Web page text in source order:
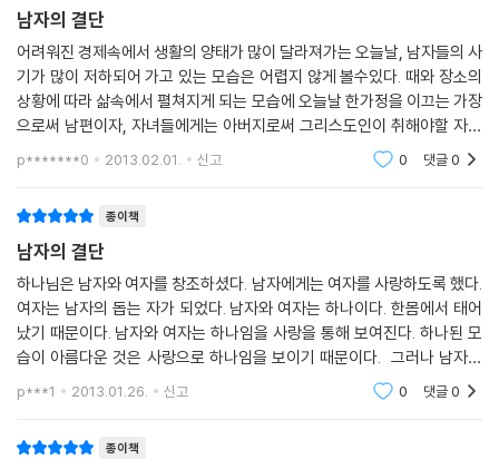
하는가? --- 1장 중에서
영화 ‘용기와 구원(Courageous)’의 시나리오를 쓸 때 우리는 강한 아버
지에 관한 묘사로 남자들을 도전하며 영화를 마무리하기로 결정했다. 영화
의 주인공 중 한 명인 조지아 주 얼바니의 경찰관 애덤 미첼(Adam Mitch
ell)은 자신이 아버지 역할의 중요성을 인식하지 못했다는 사실을 깨닫는
서 ‘서약문’을 낭독한다. 결심이 약해지지 않도록 그 서약문을 액자에 끼워
벽에 건다. 그러고 나서 교회에서 수많은 성도 앞에 서서 다음과 같은 용감
경찰관으로서 나는 아버지 없이 자란 아이들이 깊은 상처로 신음하는 모습
을 바로 곁에서 지켜봤습니다. 감옥에는 아버지에게 버림받고 아무렇게나
살아가는 사람들이 가득합니다. 그들을 가장 사랑해 주어야 할 사람에게
오히려 상처만 받은 탓이죠. 그들 중 대다수가 아버지처럼 무책임한 길로
우기 위해 많은 걸 희생합니다.
한번 이 땅에 믿
음의 남성들이 과감히 일어나 거룩한 영향력을 드러내기를 소망한다.
김형준 _동안교회 담임목사
남자가 영적으로 깨어나면, 어떠한 일이 벌어지는지를 눈에 역력하게 보여
주는 책이다. “당신은 남자입니까?” 이 질문에 진지하게 답하고픈 분들에
송길원 _가족생태학자, 행복발전소 하이패밀리 대표
아버지들의 새로운 시작을 마음껏 응원하고 싶다. 믿음으로 살아 보려는
아버지, 성경적 남자다움을 배우려는 미혼 남성, 남편을 응원하고 싶은 아
내들에게 이 책을 권하고 싶다.
이기복 _횃불트리니티신학대학원대학교 기독교상담학과 교수
고개를 숙인 모든 남자들로 하려금 용기를 내서 다시 고개를 들게 만드는
책이다. 두려워하지 않고, 거침없이 믿음대로 살겠다는 결단의 남자들이
이기원 _온누리교회 회복사역본부장
남자의 결단
어려워진 경제속에서 생활의 양태가 많이 달라져가는 오늘날, 남자들의 사
기가 많이 저하되어 가고 있는 모습은 어렵지 않게 볼수있다. 때와 장소의
상황에 따라 삶속에서 펼쳐지게 되는 모습에 오늘날 한가정을 이끄는 가장
으로써 남편이자, 자녀들에게는 아버지로써 그리스도인이 취해야할 자세
를 정리해주는 글을 접하게 되었다. 하나님께서는 남자들에게 일평생 땀흘
리며 세상에서
p*******0 2013.02.01. 신고 0 댓글0
종이책
남자의 결단
하나님은 남자와 여자를 창조하셨다. 남자에게는 여자를 사랑하도록 했다.
여자는 남자의 돕는 자가 되었다. 남자와 여자는 하나이다. 한몸에서 태어
났기 때문이다. 남자와 여자는 하나임을 사랑을 통해 보여진다. 하나된 모
습이 아름다운 것은 사랑으로 하나임을 보이기 때문이다. 그러나 남자와
여자는 구분되고 구별되어 간다. 남자와 여자의 위치적 차이를 시대적 변
화에
p***1 2013.01.26. 신고 0 댓글0
종이책